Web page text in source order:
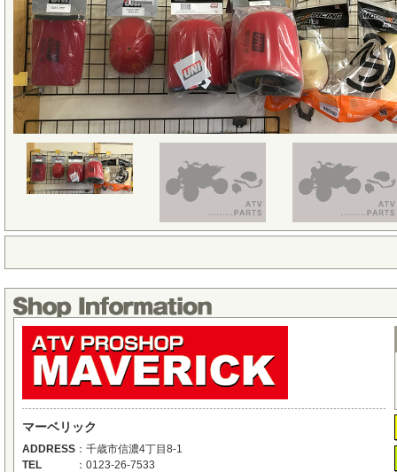
マーベリック
ADDRESS ： 千歳市信濃4丁目8-1
TEL
： 0123-26-7533